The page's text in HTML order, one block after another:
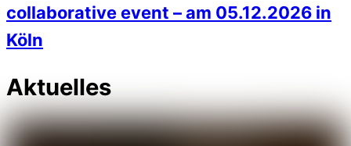
collaborative event – am 05.12.2026 in
Köln
Aktuelles